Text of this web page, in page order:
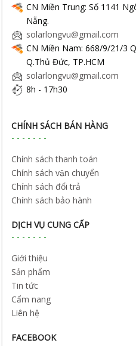
CN Miền Trung: Số 1141
Nẵng.
solarlongvu@gmail.com
CN Miền Nam: 668/9/21/3
Q.Thủ Đức, TP.HCM
solarlongvu@gmail.com
8h - 17h30
CHÍNH SÁCH BÁN HÀNG
Chính sách thanh toán
Chính sách vận chuyển
Chính sách đổi trả
Chính sách bảo hành
DỊCH VỤ CUNG CẤP
Giới thiệu
Sản phẩm
Tin tức
Cẩm nang
Liên hệ
FACEBOOK